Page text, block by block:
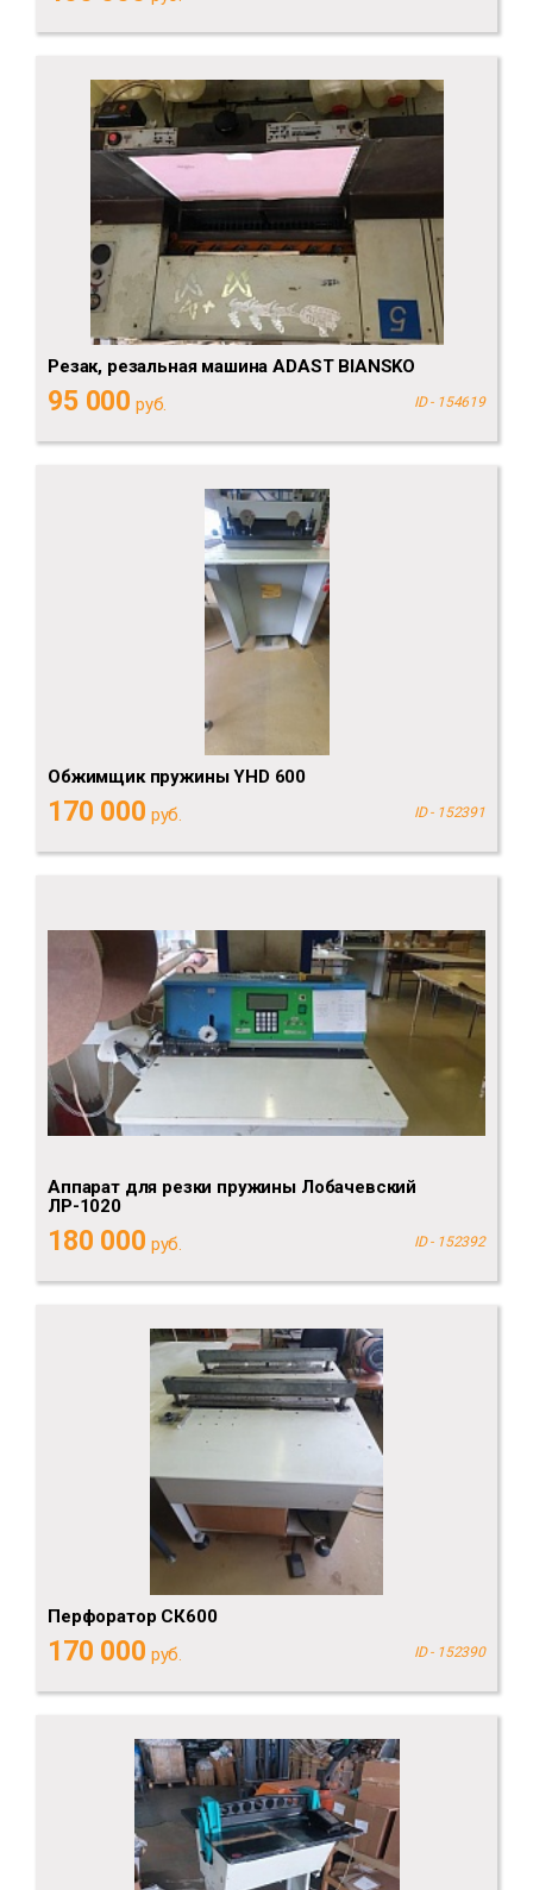
Резак, резальная машина ADAST BlANSKO
95 000 руб. ID - 154619
Обжимщик пружины YHD 600
170 000 руб. ID - 152391
Аппарат для резки пружины Лобачевский
ЛР-1020
180 000 руб. ID - 152392
Перфоратор СК600
170 000 руб. ID - 152390